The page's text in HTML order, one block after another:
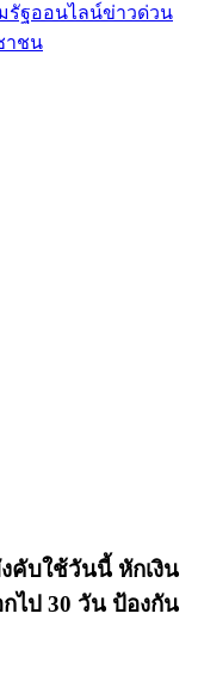
รัฐออนไลน์ข่าวด่วน
าชน
งคับใช้วันนี้ หักเงิน
ไป 30 วัน ป้องกัน